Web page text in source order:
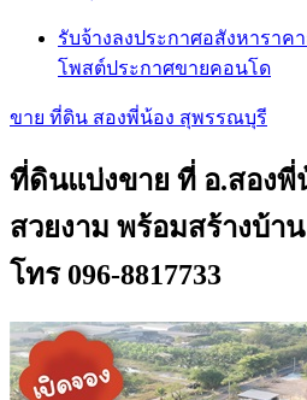
รับจ้างลงประกาศอสังหาราค
โพสต์ประกาศขายคอนโด
ขาย ที่ดิน สองพี่น้อง สุพรรณบุรี
ที่ดินแบ่งขาย ที่ อ.สอง
สวยงาม พร้อมสร้างบ้าน
โทร 096-8817733